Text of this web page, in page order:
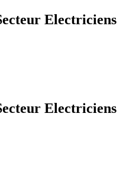
Electriciens
Electriciens